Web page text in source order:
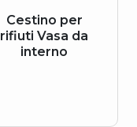
Cestino per
rifiuti Vasa da
interno